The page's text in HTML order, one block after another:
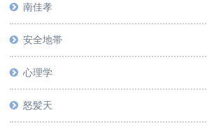
南佳孝
安全地帯
心理学
怒髪天